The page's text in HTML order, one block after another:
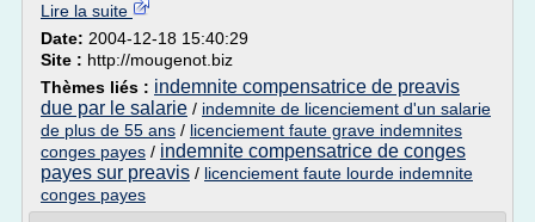
Lire la suite
Date: 2004-12-18 15:40:29
Site : http://mougenot.biz
Thèmes liés : indemnite compensatrice de preavis
due par le salarie / indemnite de licenciement d'un salarie
de plus de 55 ans / licenciement faute grave indemnites
conges payes / indemnite compensatrice de conges
payes sur preavis / licenciement faute lourde indemnite
conges payes